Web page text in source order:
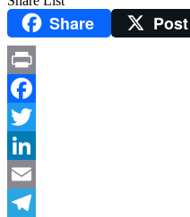
Share Post
Print
Facebook
Twitter
LinkedIn
Email